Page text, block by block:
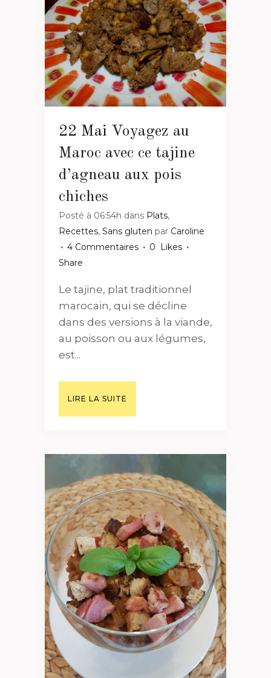
22 Mai Voyagez au
Maroc avec ce tajine
d’agneau aux pois
chiches
Posté à 06:54h dans Plats,
Recettes, Sans gluten par Caroline
4 Commentaires
0
Likes
Share
Le tajine, plat traditionnel
marocain, qui se décline
dans des versions à la viande,
au poisson ou aux légumes,
est...
LIRE LA SUITE